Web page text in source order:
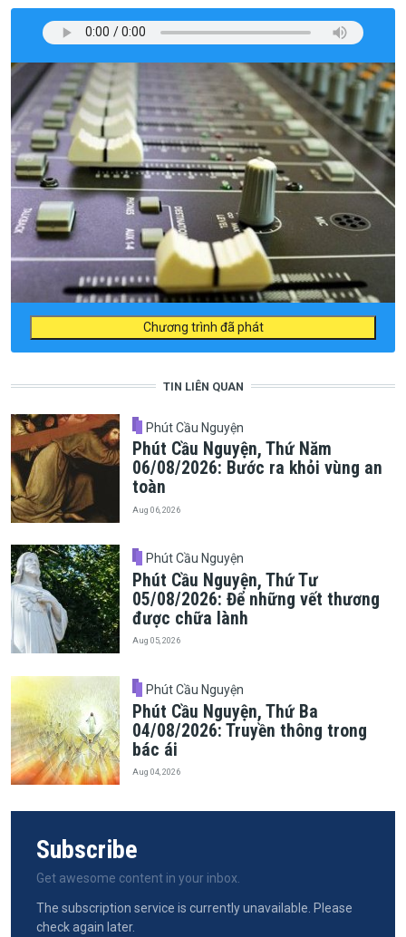
Chương trình đã phát
TIN LIÊN QUAN
Phút Cầu Nguyện
Phút Cầu Nguyện, Thứ Năm
06/08/2026: Bước ra khỏi vùng an
toàn
Aug 06, 2026
Phút Cầu Nguyện
Phút Cầu Nguyện, Thứ Tư
05/08/2026: Để những vết thương
được chữa lành
Aug 05, 2026
Phút Cầu Nguyện
Phút Cầu Nguyện, Thứ Ba
04/08/2026: Truyền thông trong
bác ái
Aug 04, 2026
Subscribe
Get awesome content in your inbox.
The subscription service is currently unavailable. Please
check again later.